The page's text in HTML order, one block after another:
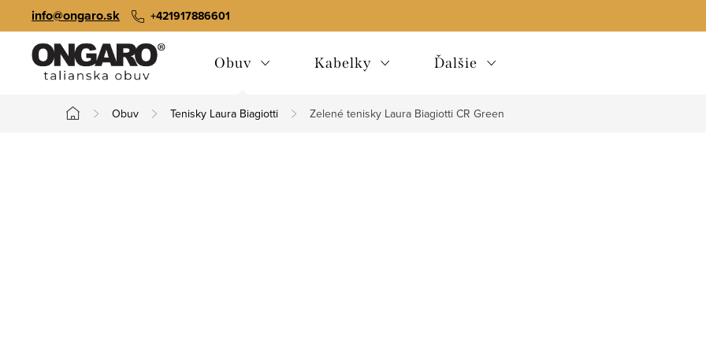
na
+421917886601
info@ongaro.sk
Obuv Kabelky Ďalšie
Domov
Obuv Tenisky Laura Biagiotti Zelené tenisky Laura Biagiotti CR Green